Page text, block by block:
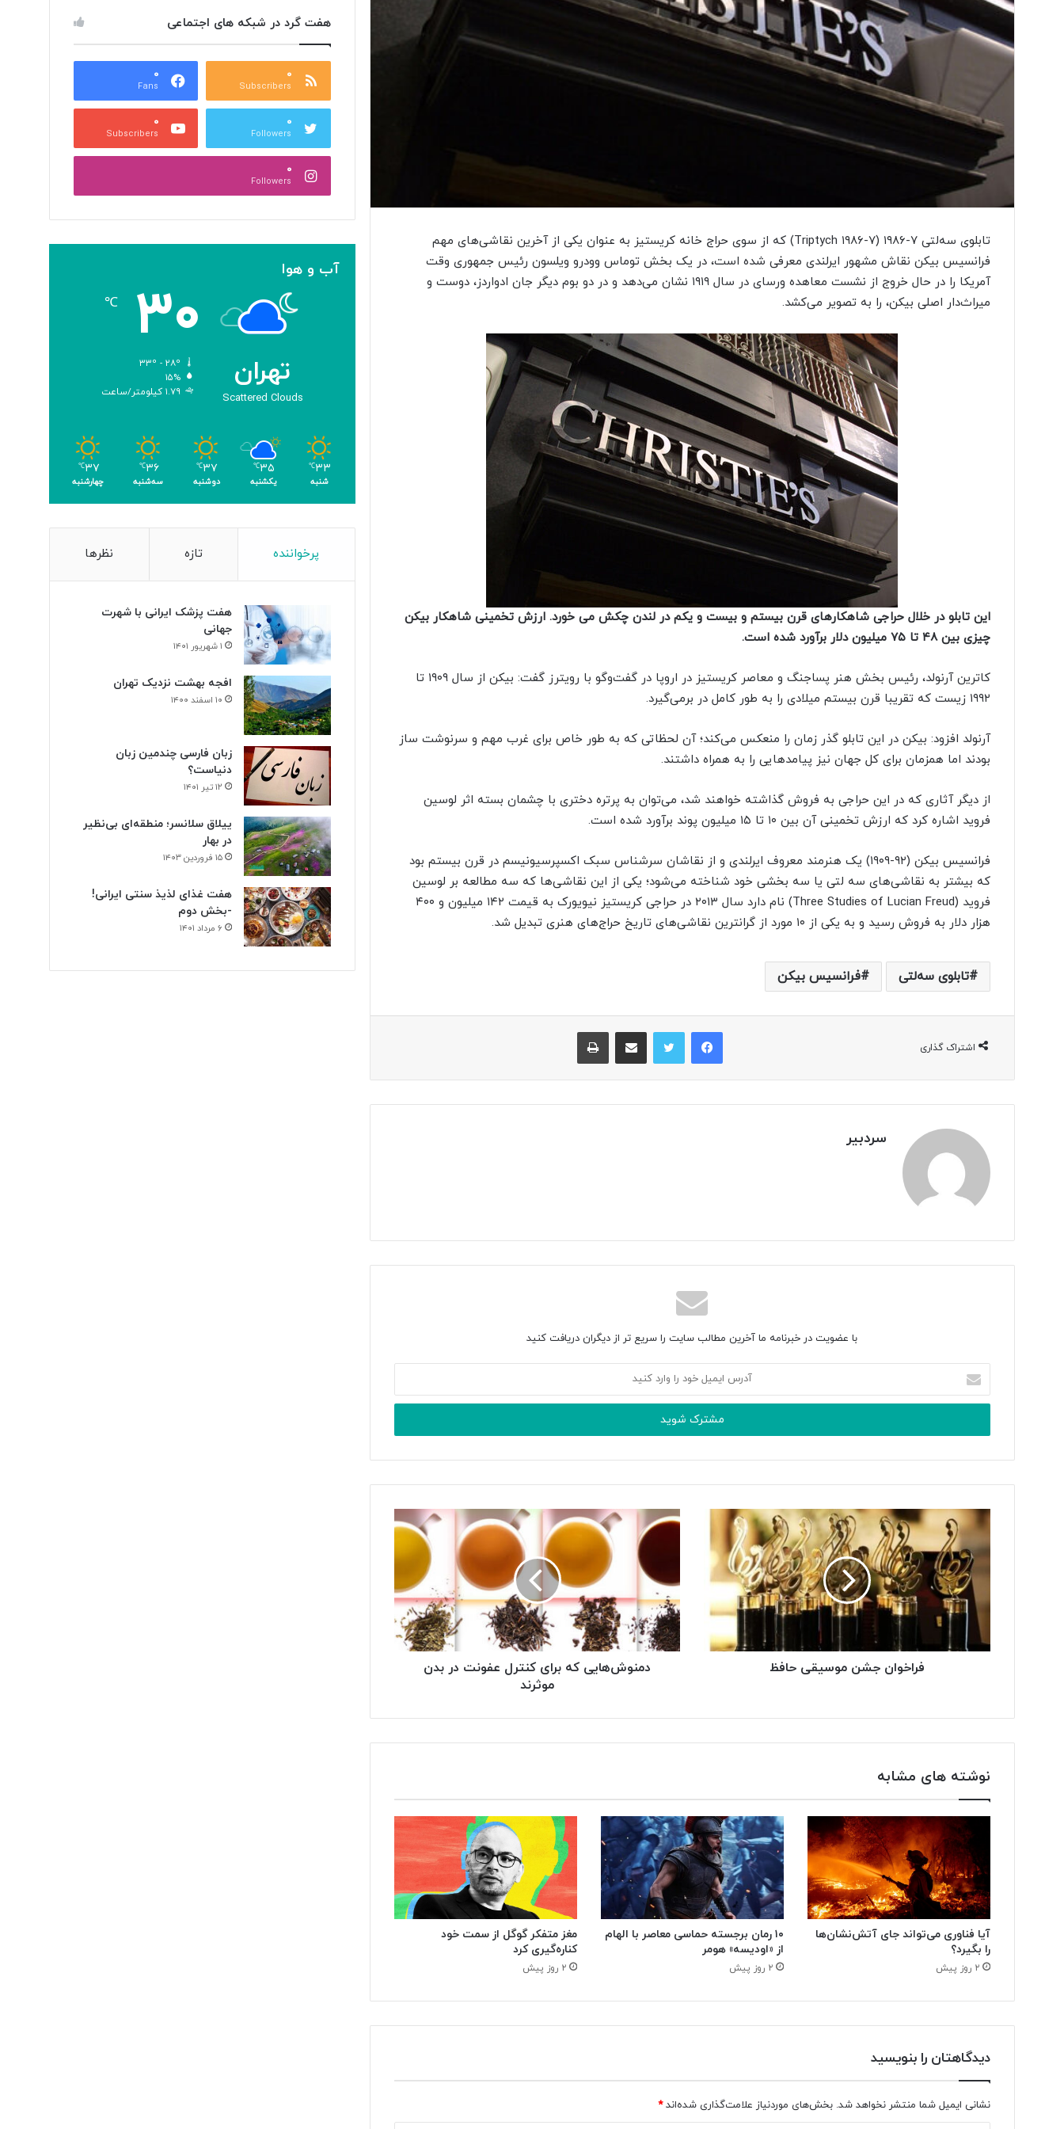
تابلوی سه‌لتی ۷-۱۹۸۶ (Triptych ۱۹۸۶-۷) که از سوی حراج خانه کریستیز به عنوان یکی از آخرین نقاشی‌های مهم
فرانسیس بیکن نقاش مشهور ایرلندی معرفی شده است، در یک بخش توماس وودرو ویلسون رئیس جمهوری وقت
آمریکا را در حال خروج از نشست معاهده ورسای در سال ۱۹۱۹ نشان می‌دهد و در دو بوم دیگر جان ادواردز، دوست و
میراث‌دار اصلی بیکن، را به تصویر می‌کشد.
این تابلو در خلال حراجی شاهکارهای قرن بیستم و بیست و یکم در لندن چکش می خورد. ارزش تخمینی شاهکار بیکن
چیزی بین ۴۸ تا ۷۵ میلیون دلار برآورد شده است.
کاترین آرنولد، رئیس بخش هنر پساجنگ و معاصر کریستیز در اروپا در گفت‌وگو با رویترز گفت: بیکن از سال ۱۹۰۹ تا
۱۹۹۲ زیست که تقریبا قرن بیستم میلادی را به طور کامل در برمی‌گیرد.
آرنولد افزود: بیکن در این تابلو گذر زمان را منعکس می‌کند؛ آن لحظاتی که به طور خاص برای غرب مهم و سرنوشت ساز
بودند اما همزمان برای کل جهان نیز پیامدهایی را به همراه داشتند.
از دیگر آثاری که در این حراجی به فروش گذاشته خواهند شد، می‌توان به پرتره دختری با چشمان بسته اثر لوسین
فروید اشاره کرد که ارزش تخمینی آن بین ۱۰ تا ۱۵ میلیون پوند برآورد شده است.
فرانسیس بیکن (۹۲-۱۹۰۹) یک هنرمند معروف ایرلندی و از نقاشان سرشناس سبک اکسپرسیونیسم در قرن بیستم بود
که بیشتر به نقاشی‌های سه لتی یا سه بخشی خود شناخته می‌شود؛ یکی از این نقاشی‌ها که سه مطالعه بر لوسین
فروید (Three Studies of Lucian Freud) نام دارد سال ۲۰۱۳ در حراجی کریستیز نیویورک به قیمت ۱۴۲ میلیون و ۴۰۰
هزار دلار به فروش رسید و به یکی از ۱۰ مورد از گرانترین نقاشی‌های تاریخ حراج‌های هنری تبدیل شد.
تابلوی سه‌لتی فرانسیس بیکن
اشتراک گذاری
فیس بوک توییتر اشتراک گذاری از طریق ایمیل چاپ
سردبیر
با عضویت در خبرنامه ما آخرین مطالب سایت را سریع تر از دیگران دریافت کنید
ایمیل
خود
وارد
فراخوان جشن موسیقی حافظ
دمنوش‌هایی که برای کنترل عفونت در بدن
موثرند
نوشته های مشابه
آیا فناوری می‌تواند جای آتش‌نشان‌ها
را بگیرد؟
۲ روز پیش
۱۰ رمان برجسته حماسی معاصر با الهام
از «اودیسه» هومر
۲ روز پیش
مغز متفکر گوگل از سمت خود
کناره‌گیری کرد
۲ روز پیش
دیدگاهتان را بنویسید
نشانی ایمیل شما منتشر نخواهد شد. بخش‌های موردنیاز علامت‌گذاری شده‌اند*
هفت گرد در شبکه های اجتماعی
۰
Subscribers
۰
Fans
۰
Followers
۰
Subscribers
۰
Followers
آب و هوا
تهران
Scattered Clouds
۳۰ ℃
۱۵%
۱.۷۹ کیلومتر/ساعت
۳۳℃
شنبه
۳۵℃
یکشنبه
۳۷℃
دوشنبه
۳۶℃
سه‌شنبه
۳۷℃
چهارشنبه
پرخواننده تازه نظرها
هفت پزشک ایرانی با شهرت
جهانی
۱ شهریور ۱۴۰۱
افجه بهشت نزدیک تهران
۱۰ اسفند ۱۴۰۰
زبان فارسی چندمین زبان
دنیاست؟
۱۲ تیر ۱۴۰۱
ییلاق سلانسر؛ منطقه‌ای بی‌نظیر
در بهار
۱۵ فروردین ۱۴۰۳
هفت غذای لذیذ سنتی ایرانی!
-بخش دوم
۶ مرداد ۱۴۰۱